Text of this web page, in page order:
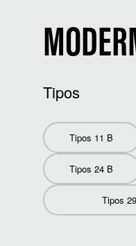
Tipos
Tipos 11 B
Tipos 24 B
Tipos